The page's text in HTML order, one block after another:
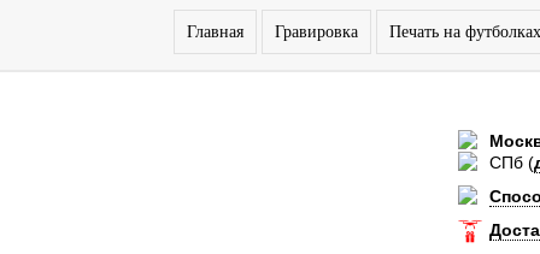
Главная Гравировка Печать на футболках
СПб (